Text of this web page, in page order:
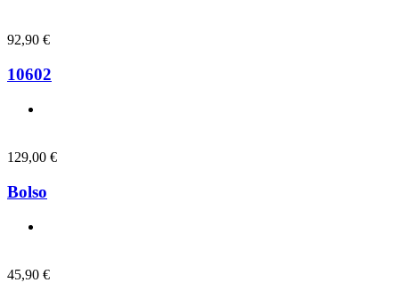
92,90 €
10602
129,00 €
Bolso
45,90 €